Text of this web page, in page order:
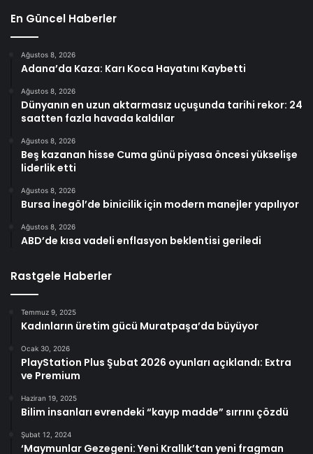
En Güncel Haberler
Ağustos 8, 2026
Adana’da Kaza: Karı Koca Hayatını Kaybetti
Ağustos 8, 2026
Dünyanın en uzun aktarmasız uçuşunda tarihi rekor: 24
saatten fazla havada kaldılar
Ağustos 8, 2026
Beş kazanan hisse Cuma günü piyasa öncesi yükselişe
liderlik etti
Ağustos 8, 2026
Bursa İnegöl’de binicilik için modern manejler yapılıyor
Ağustos 8, 2026
ABD’de kısa vadeli enflasyon beklentisi geriledi
Rastgele Haberler
Temmuz 9, 2025
Kadınların üretim gücü Muratpaşa’da büyüyor
Ocak 30, 2026
PlayStation Plus Şubat 2026 oyunları açıklandı: Extra
ve Premium
Haziran 19, 2025
Bilim insanları evrendeki “kayıp madde” sırrını çözdü
Şubat 12, 2024
‘Maymunlar Gezegeni: Yeni Krallık’tan yeni fragman